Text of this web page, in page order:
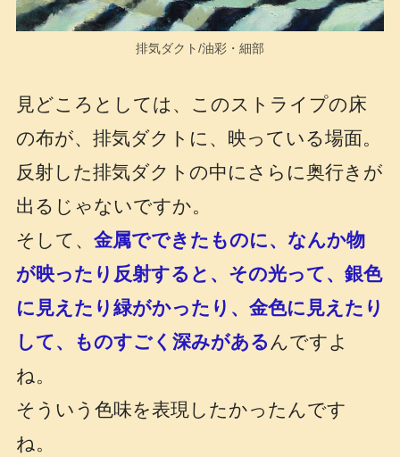
排気ダクト/油彩・細部
見どころとしては、このストライプの床
の布が、排気ダクトに、映っている場面。
反射した排気ダクトの中にさらに奥行きが
出るじゃないですか。
そして、 金属でできたものに、なんか物
が映ったり反射すると、その光って、銀色
に見えたり緑がかったり、金色に見えたり
して、ものすごく深みがある んですよ
ね。
そういう色味を表現したかったんです
ね。